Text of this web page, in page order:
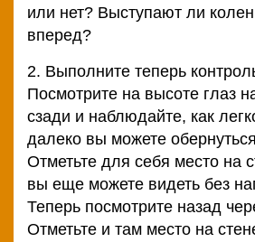
или нет? Выступают ли
вперед?
2. Выполните теперь
Посмотрите на высоте глаз
сзади и наблюдайте, как
далеко вы можете
Отметьте для себя место на
вы еще можете видеть без
Теперь посмотрите назад
Отметьте и там место на